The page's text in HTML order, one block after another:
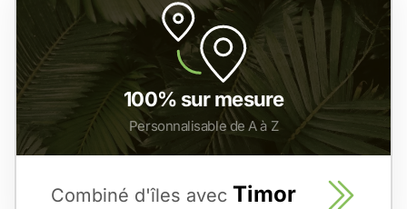
Combiné d'îles avec Timor
100% sur mesure
Personnalisable de A à Z